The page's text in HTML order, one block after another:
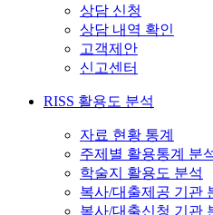
상담 신청
상담 내역 확인
고객제안
신고센터
RISS 활용도 분석
자료 현황 통계
주제별 활용통계 분
학술지 활용도 분석
복사/대출제공 기관
복사/대출신청 기관